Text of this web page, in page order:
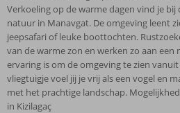
Verkoeling op de warme dagen vind je
natuur in Manavgat. De omgeving leent
jeepsafari of leuke boottochten.
van de warme zon en werken zo aan een
ervaring is om de omgeving te zien
vliegtuigje voel jij je vrij als een vogel en
met het prachtige landschap.
in Kizilagaç